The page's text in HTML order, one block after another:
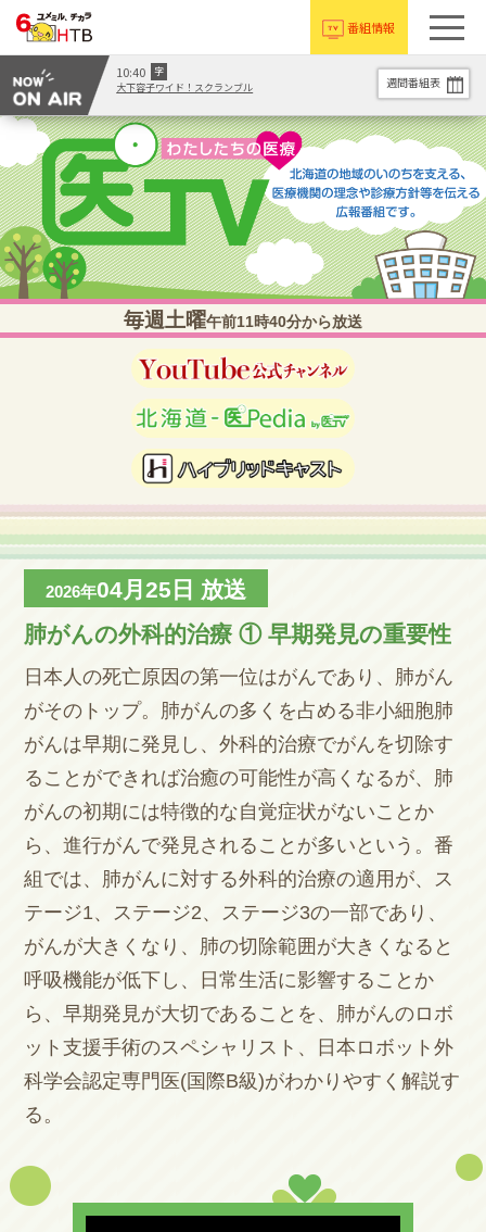
番組情報
10:40
字
大下容子ワイド！スクランブル
週間番組表
毎週土曜午前11時40分から放送
2026年04月25日 放送
肺がんの外科的治療 ① 早期発見の重要性
日本人の死亡原因の第一位はがんであり、肺がん
がそのトップ。肺がんの多くを占める非小細胞肺
がんは早期に発見し、外科的治療でがんを切除す
ることができれば治癒の可能性が高くなるが、肺
がんの初期には特徴的な自覚症状がないことか
ら、進行がんで発見されることが多いという。番
組では、肺がんに対する外科的治療の適用が、ス
テージ1、ステージ2、ステージ3の一部であり、
がんが大きくなり、肺の切除範囲が大きくなると
呼吸機能が低下し、日常生活に影響することか
ら、早期発見が大切であることを、肺がんのロボ
ット支援手術のスペシャリスト、日本ロボット外
科学会認定専門医(国際B級)がわかりやすく解説す
る。